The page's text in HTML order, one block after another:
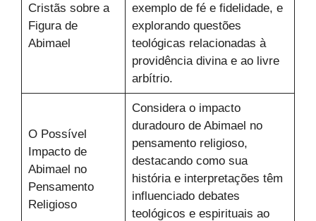
Cristãs sobre a
Figura de
Abimael
exemplo de fé e fidelidade, e
explorando questões
teológicas relacionadas à
providência divina e ao livre
arbítrio.
O Possível
Impacto de
Abimael no
Pensamento
Religioso
Considera o impacto
duradouro de Abimael no
pensamento religioso,
destacando como sua
história e interpretações têm
influenciado debates
teológicos e espirituais ao